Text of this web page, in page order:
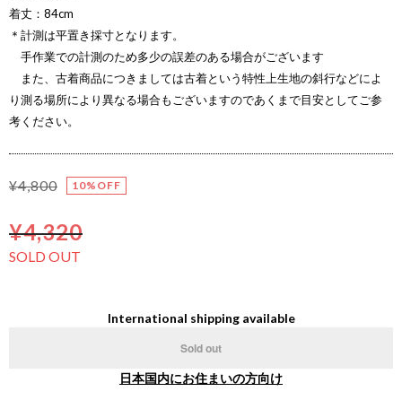
着丈：84cm
＊計測は平置き採寸となります。
手作業での計測のため多少の誤差のある場合がございます
また、古着商品につきましては古着という特性上生地の斜行などによ
り測る場所により異なる場合もございますのであくまで目安としてご参
考ください。
¥4,800 10%OFF
¥4,320
SOLD OUT
International shipping available
Sold out
日本国内にお住まいの方向け